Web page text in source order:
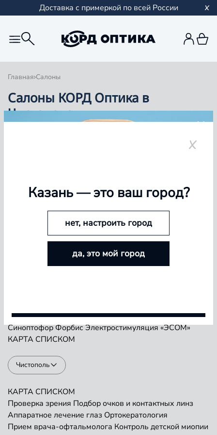
Доставка с примеркой по всей России
Главная Салоны
Салоны КОРД Оптика в
Чистополе
салонов в Казани и Республике Татарстан, Самаре,
Аппаратное лечение глаз Ортокератология
Прием врача-офтальмологаКонтроль детской миопии
Магнитотерапия «АМО-АТОС»Макулотестер
СиноптофорФорбисЭлектростимуляция «ЭСОМ»
КАРТА СПИСКОМ
Чистополь
КАРТА СПИСКОМ
Проверка зрения Подбор очков и контактных линз
Аппаратное лечение глаз Ортокератология
Прием врача-офтальмолога Контроль детской миопии
БОЛЬШЕ ЛИНЗ — БОЛЬШЕ СКИДКА
Покупайте контактные линзы Airway и увеличивайте
размер скидки — от 5% до 15%
Казань— это ваш город?
нет, настроить город
да, это мой город